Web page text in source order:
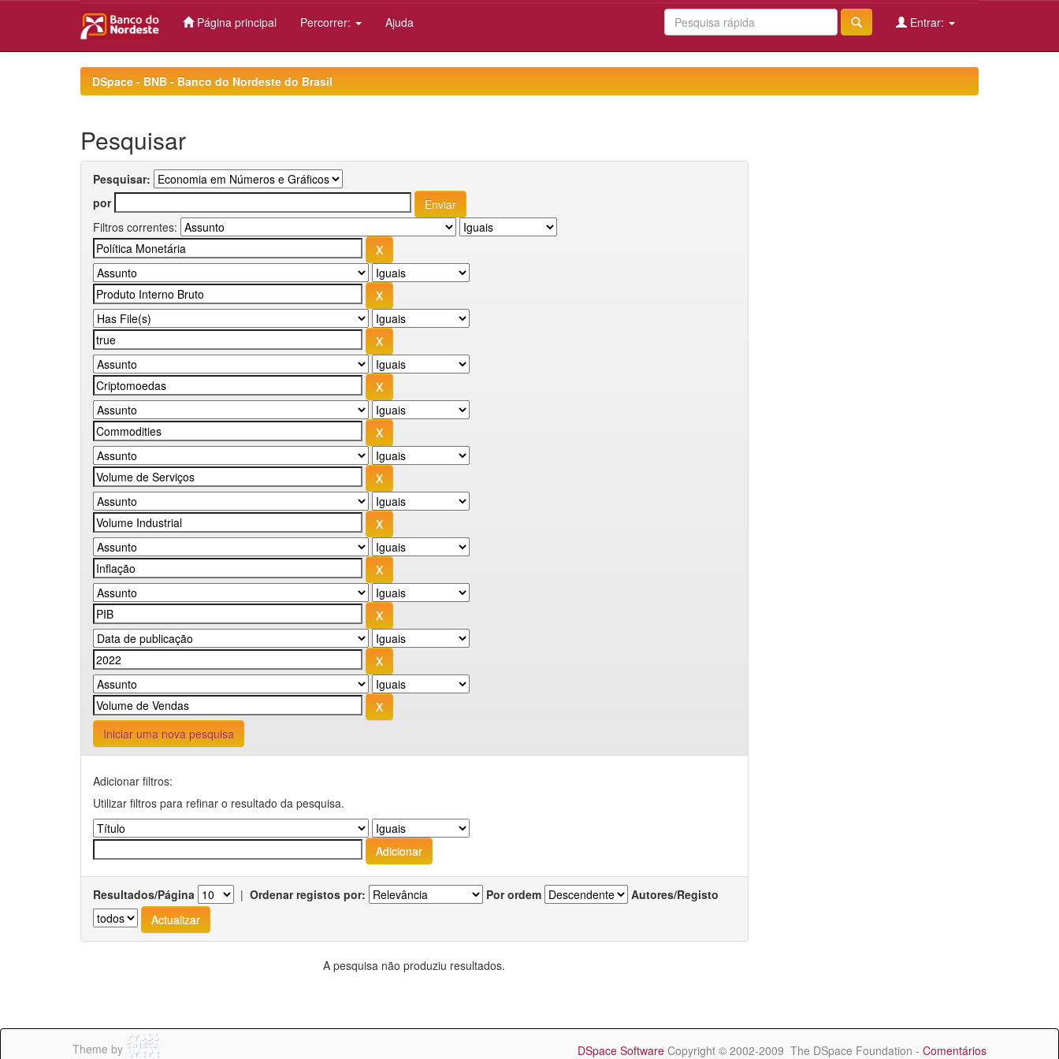
Página principal Percorrer: Ajuda Entrar:
DSpace - BNB - Banco do Nordeste do Brasil
Pesquisar
Pesquisar:
por
Filtros correntes:
Iniciar uma nova pesquisa
Adicionar filtros:
Utilizar filtros para refinar o resultado da pesquisa.
Resultados/Página | Ordenar registos por: Por ordem Autores/Registo
A pesquisa não produziu resultados.
Theme by DSpace Software Copyright © 2002-2009 The DSpace Foundation - Comentários